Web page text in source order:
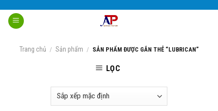
content
Trang chủ / Sản phẩm / SẢN PHẨM ĐƯỢC GẮN THẺ “LUBRICAN”
LỌC